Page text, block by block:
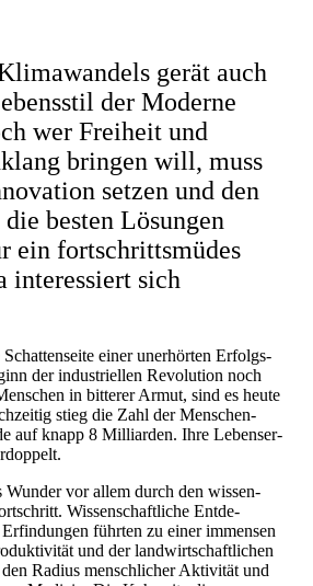
gerät auch
der Moderne
wer Freiheit und
bringen will, muss
setzen und den
besten Lösungen
ein fortschritts­müdes
inter­es­siert sich
einer unerhörten Erfolgs­
der indus­tri­ellen Revolution noch
in bitterer Armut, sind es heute
stieg die Zahl der Menschen­
auf knapp 8 Milli­arden. Ihre Lebens­er­
Wunder vor allem durch den wissen­
Wissen­schaft­liche Entde­
führten zu einer immensen
und der landwirt­schaft­lichen
Radius mensch­licher Aktivität und